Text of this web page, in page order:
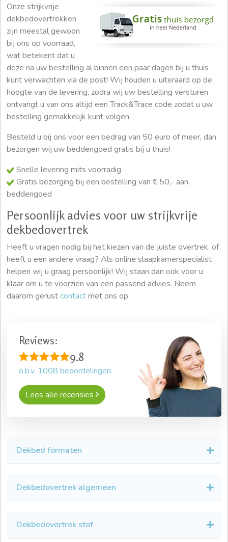
Onze strijkvrije
dekbedovertrekken
zijn meestal gewoon
bij ons op voorraad,
wat betekent dat u
deze na uw bestelling al binnen een paar dagen bij u thuis
kunt verwachten via de post! Wij houden u uiteraard op de
hoogte van de levering, zodra wij uw bestelling versturen
ontvangt u van ons altijd een Track&Trace code zodat u uw
bestelling gemakkelijk kunt volgen.
Besteld u bij ons voor een bedrag van 50 euro of meer, dan
bezorgen wij uw beddengoed gratis bij u thuis!
Snelle levering mits voorradig
Gratis bezorging bij een bestelling van € 50,- aan
beddengoed
Persoonlijk advies voor uw strijkvrije
dekbedovertrek
Heeft u vragen nodig bij het kiezen van de juiste overtrek, of
heeft u een andere vraag? Als online slaapkamerspecialist
helpen wij u graag persoonlijk! Wij staan dan ook voor u
klaar om u te voorzien van een passend advies. Neem
daarom gerustcontactmet ons op.
Reviews:
9.8
o.b.v. 1008 beoordelingen.
Lees alle recensies
Dekbed formaten
Dekbedovertrek algemeen
Dekbedovertrek stof